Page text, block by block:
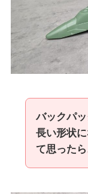
バックパ
長い形状
て思った